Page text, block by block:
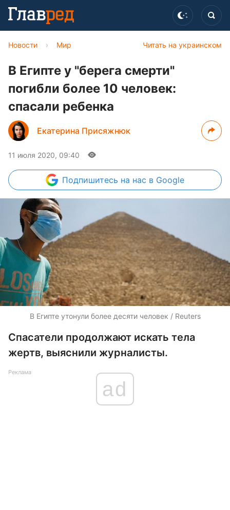
Читать на украинском
Новости › Мир
В Египте у "берега смерти"
погибли более 10 человек:
спасали ребенка
Екатерина Присяжнюк
11 июля 2020, 09:40
Подпишитесь на нас в Google
В Египте утонули более десяти человек / Reuters
Спасатели продолжают искать тела
жертв, выяснили журналисты.
Реклама
ad